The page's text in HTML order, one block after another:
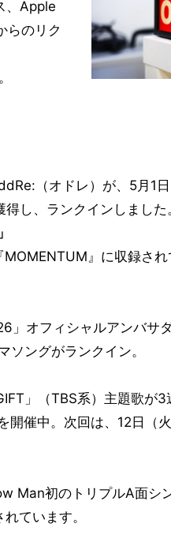
、Apple
らのリク
（オドレ）が、5月1
し、ランクインしました
』に収録され
」オフィシャルアンバサ
ソングがランクイン。
」（TBS系）主題歌が3
催中。次回は、12日（
Man初のトリプルA面シ
ています。